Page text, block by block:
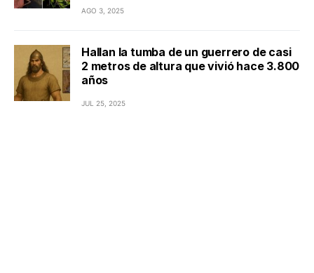
AGO 3, 2025
Hallan la tumba de un guerrero de casi
2 metros de altura que vivió hace 3.800
años
JUL 25, 2025